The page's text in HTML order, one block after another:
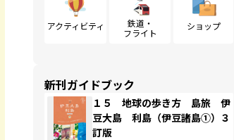
アクティビティ
鉄道・
フライト
ショップ
新刊ガイドブック
１５ 地球の歩き方 島旅 伊
豆大島 利島（伊豆諸島①）３
訂版